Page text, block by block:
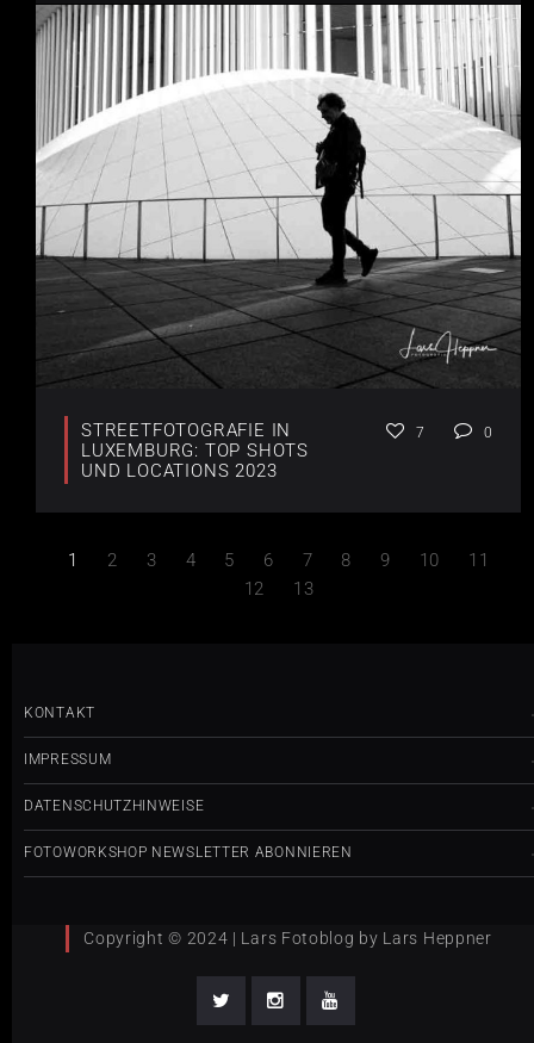
STREETFOTOGRAFIE IN
LUXEMBURG: TOP SHOTS
UND LOCATIONS 2023
7 0
1 2 3 4 5 6 7 8 9 10
11
12
13
KONTAKT
IMPRESSUM
DATENSCHUTZHINWEISE
FOTOWORKSHOP NEWSLETTER ABONNIEREN
Copyright © 2024 | Lars Fotoblog by Lars Heppner